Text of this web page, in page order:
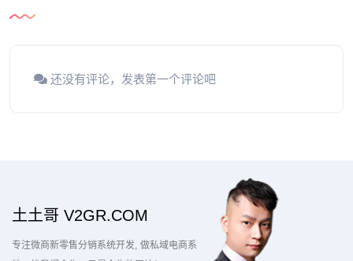
还没有评论，发表第一个评论吧
土土哥 V2GR.COM
专注微商新零售分销系统开发 做私域电商系